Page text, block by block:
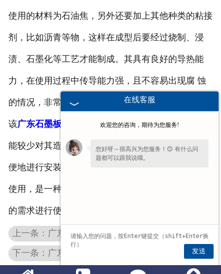
使用的材料为石油焦，另外还要加上其他种类的粘接
剂，比如沥青等物，这样在成型后要经过烧制、浸
渍、石墨化等工艺才能制成。其具有良好的导热能
力，在使用过程中传导能力强，且不容易出现腐 蚀
的情况，非常好用。
该广东石墨板 可以加速底炉的冷却、减少其温度，并
能较少对其造成的侵蚀。在圆形热场中，其可以很方
便地进行安装和移除，另外，也可以在化工等行业中
使用，是一种可以存储磷酸的材料，您可以根据实际
的需求进行使用。
上一条：广东石墨模具球化机构出现问题该怎么办？
下一条：广东石墨制品的出现带动了其他行业的发展
在线客服
欢迎您的咨询，期待为您服务!
您好呀～很高兴为您服务！😊 有什么问
题都可以跟我说哦。
发送